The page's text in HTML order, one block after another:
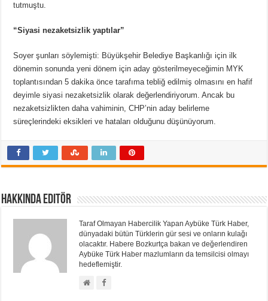
tutmuştu.
“Siyasi nezaketsizlik yaptılar”
Soyer şunları söylemişti: Büyükşehir Belediye Başkanlığı için ilk
dönemin sonunda yeni dönem için aday gösterilmeyeceğimin MYK
toplantısından 5 dakika önce tarafıma tebliğ edilmiş olmasını en hafif
deyimle siyasi nezaketsizlik olarak değerlendiriyorum. Ancak bu
nezaketsizlikten daha vahiminin, CHP’nin aday belirleme
süreçlerindeki eksikleri ve hataları olduğunu düşünüyorum.
Hakkında Editör
Taraf Olmayan Habercilik Yapan Aybüke Türk Haber,
dünyadaki bütün Türklerin gür sesi ve onların kulağı
olacaktır. Habere Bozkurtça bakan ve değerlendiren
Aybüke Türk Haber mazlumların da temsilcisi olmayı
hedeflemiştir.